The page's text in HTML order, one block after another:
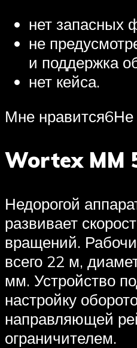
нет запасных
не
и поддержка
нет кейса.
Мне нравится6Не
Wortex MM
Недорогой
развивает
вращений.
всего 22 м,
мм. Устройство
настройку
направляющей
ограничителем.